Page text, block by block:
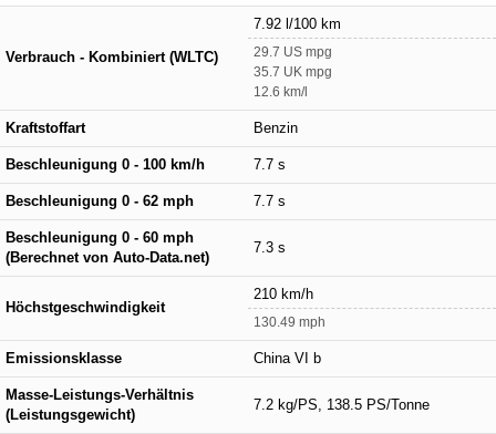
Verbrauch - Kombiniert (WLTC)
7.92 l/100 km
29.7 US mpg
35.7 UK mpg
12.6 km/l
Kraftstoffart Benzin
Beschleunigung 0 - 100 km/h 7.7 s
Beschleunigung 0 - 62 mph 7.7 s
Beschleunigung 0 - 60 mph
(Berechnet von Auto-Data.net)
7.3 s
Höchstgeschwindigkeit
210 km/h
130.49 mph
Emissionsklasse China VI b
Masse-Leistungs-Verhältnis
(Leistungsgewicht)
7.2 kg/PS, 138.5 PS/Tonne